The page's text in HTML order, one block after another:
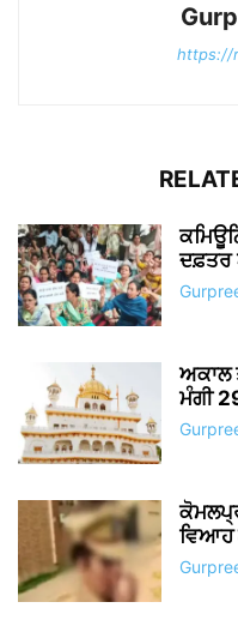
https://
ਦਫ਼ਤਰ
ਅਕਾਲ
ਮੰਗੀ
ਵਿਆਹ